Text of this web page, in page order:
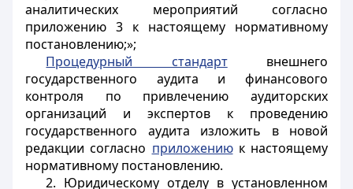
аналитических мероприятий согласно
приложению 3 к настоящему нормативному
постановлению;»;
Процедурный стандартвнешнего
государственного аудита и финансового
контроля по привлечению аудиторских
организаций и экспертов к проведению
государственного аудита изложить в новой
редакции согласно приложениюк настоящему
нормативному постановлению.
2. Юридическому отделу в установленном